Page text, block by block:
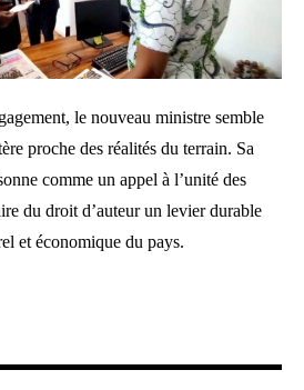
le nouveau ministre semble
proche des réalités du terrain. Sa
comme un appel à l’unité des
du droit d’auteur un levier durable
et économique du pays.